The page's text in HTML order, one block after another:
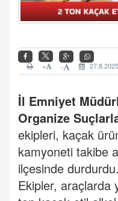
-
+
İl Emniyet
Organize
ekipleri, kaçak
kamyoneti takibe
ilçesinde durdurdu.
Ekipler, araçlarda